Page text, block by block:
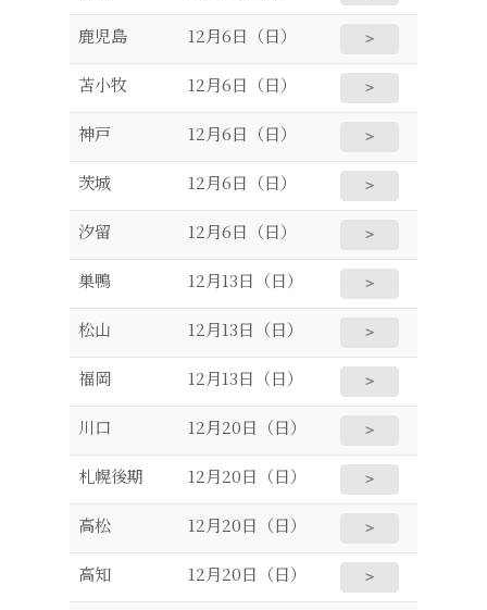
鹿児島 12月6日（日） ＞
苫小牧 12月6日（日） ＞
神戸 12月6日（日） ＞
茨城 12月6日（日） ＞
汐留 12月6日（日） ＞
巣鴨 12月13日（日） ＞
松山 12月13日（日） ＞
福岡 12月13日（日） ＞
川口 12月20日（日） ＞
札幌後期 12月20日（日） ＞
高松 12月20日（日） ＞
高知 12月20日（日） ＞